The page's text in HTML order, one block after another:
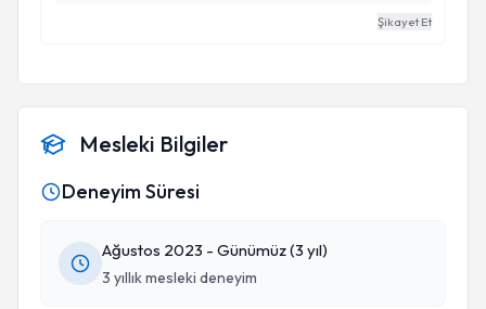
Şikayet Et
Mesleki Bilgiler
Deneyim Süresi
Ağustos 2023 - Günümüz (3 yıl)
3 yıllık mesleki deneyim